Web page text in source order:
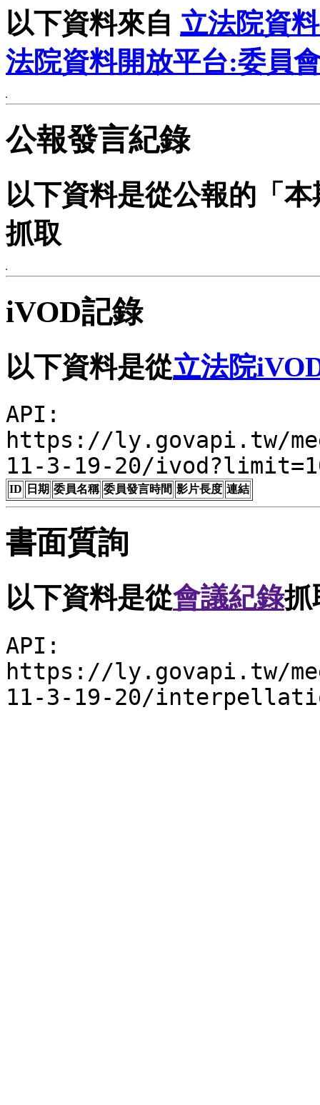
以下資料來自 立法院資
法院資料開放平台:委員
公報發言紀錄
以下資料是從公報的「
抓取
iVOD記錄
以下資料是從立法院
API:
https://ly.govapi.tw/meet/
11-3-19-20/
ID 日期 委員名稱 委員發言時間 影片長度 連結
書面質詢
以下資料是從會議紀錄抓
API:
https://ly.govapi.tw/meet/
11-3-19-20/